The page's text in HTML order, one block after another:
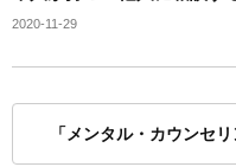
2020-11-29
「メンタル・カウンセ